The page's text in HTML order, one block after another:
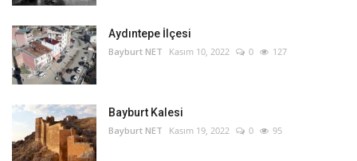
Aydıntepe İlçesi
Bayburt NET Kasım 10, 2022 0 127
Bayburt Kalesi
Bayburt NET Kasım 19, 2022 0 95